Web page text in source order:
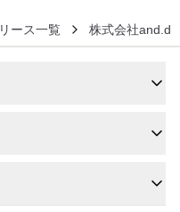
ース一覧 株式会社and.d